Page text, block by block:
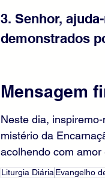
3. Senhor,
demonstrados
Mensagem
Neste dia,
mistério da
acolhendo com
Liturgia Diária Evangelho